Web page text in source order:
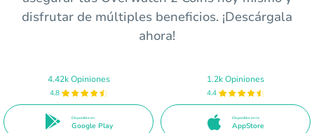
disfrutar de múltiples beneficios. ¡Descárgala
ahora!
4.42k Opiniones
4.8
Disponible en
Google Play
1.2k Opiniones
4.4
Disponible en la
AppStore